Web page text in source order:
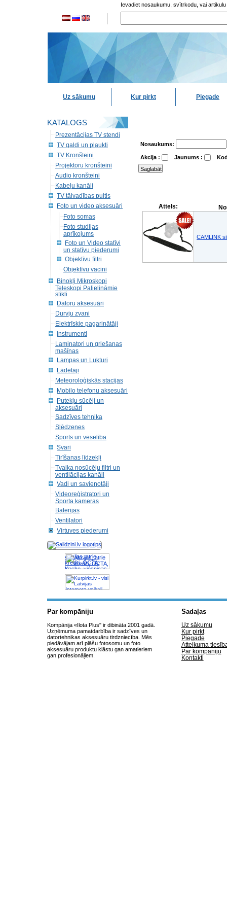
Ievadiet nosaukumu, svītrkodu, vai artikulu
Uz sākumu Kur pirkt Piegade
KATALOGS
Prezentācijas TV stendi
TV galdi un plaukti
TV Kronšteini
Projektoru kronšteini
Audio kronšteini
Kabeļu kanāli
TV tālvadības pultis
Foto un video aksesuāri
Foto somas
Foto studijas
aprīkojums
Foto un Video statīvi
un statīvu piederumi
Objektīvu filtri
Objektīvu vacini
Binokļi Mikroskopi
Teleskopi Palielināmie
stikli
Datoru aksesuāri
Durvju zvani
Elektrīskie pagarinātāji
Instrumenti
Laminatori un griešanas
mašīnas
Lampas un Lukturi
Lādētāji
Meteoroloģiskās stacijas
Mobilo telefonu aksesuāri
Putekļu sūcēji un
aksesuāri
Sadzīves tehnika
Slēdzenes
Sports un veselība
Svari
Tirīšanas līdzekļi
Tvaika nosūcēju filtri un
ventilācijas kanāli
Vadi un savienotāji
Videoreģistratori un
Sporta kameras
Baterijas
Ventilatori
Virtuves piederumi
Akcijas, atrie
krediti, OCTA,
Kasko, viesnicas,
letas aviobiletes,
taksi, interneta
veikali
Nosaukums:
Akcija : Jaunums :
Attels:
CAMLINK
Par kompāniju
Kompānija «Ilota Plus" ir dibināta 2001 gadā.
Uzņēmuma pamatdarbība ir sadzīves un
datortehnikas aksesuāru tirdzniecība. Mēs
piedāvājam arī plāšu fotosomu un foto
aksesuāru produktu klāstu gan amatieriem
gan profesionāļiem.
Sadaļas
Uz sākumu
Kur pirkt
Piegade
Atteikuma
Par kompaniju
Kontakti